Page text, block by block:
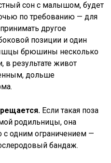
сон с малышом, будет
по требованию — для
другое
позиции и один
брюшины несколько
в результате живот
дольше
Если такая поза
родильницы, она
с одним ограничением —
бандаж.